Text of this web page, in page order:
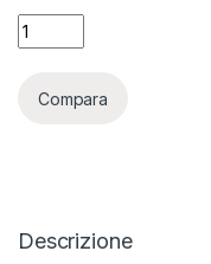
VENTS - TTRV 150 -
Compara
Descrizione